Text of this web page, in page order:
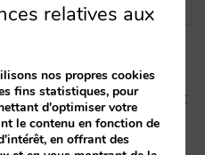
à l’amélioration
réservations. Un
qui permettront
les résultats
relatives aux
nos propres cookies
fins statistiques, pour
d'optimiser votre
le contenu en fonction de
en offrant des